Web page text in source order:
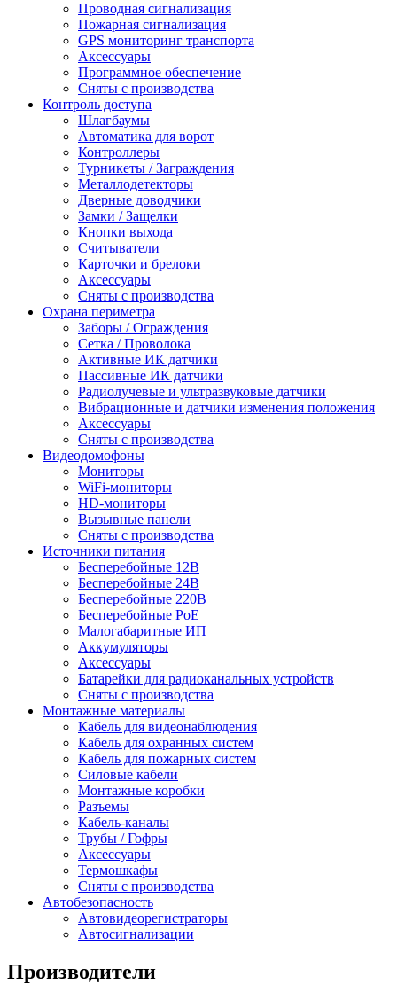
Проводная сигнализация
Пожарная сигнализация
GPS мониторинг транспорта
Аксессуары
Программное обеспечение
Сняты с производства
Контроль доступа
Шлагбаумы
Автоматика для ворот
Контроллеры
Турникеты / Заграждения
Металлодетекторы
Дверные доводчики
Замки / Защелки
Кнопки выхода
Считыватели
Карточки и брелоки
Аксессуары
Сняты с производства
Охрана периметра
Заборы / Ограждения
Сетка / Проволока
Активные ИК датчики
Пассивные ИК датчики
Радиолучевые и ультразвуковые датчики
Вибрационные и датчики изменения положения
Аксессуары
Сняты с производства
Видеодомофоны
Мониторы
WiFi-мониторы
HD-мониторы
Вызывные панели
Сняты с производства
Источники питания
Бесперебойные 12В
Бесперебойные 24В
Бесперебойные 220В
Бесперебойные PoE
Малогабаритные ИП
Аккумуляторы
Аксессуары
Батарейки для радиоканальных устройств
Сняты с производства
Монтажные материалы
Кабель для видеонаблюдения
Кабель для охранных систем
Кабель для пожарных систем
Силовые кабели
Монтажные коробки
Разъемы
Кабель-каналы
Трубы / Гофры
Аксессуары
Термошкафы
Сняты с производства
Автобезопасность
Автовидеорегистраторы
Автосигнализации
Производители